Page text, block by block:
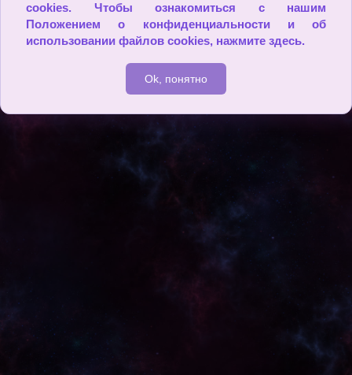
cookies. Чтобы ознакомиться с нашим
Положением о конфиденциальности и об
использовании файлов cookies, нажмите здесь.
Ok, понятно